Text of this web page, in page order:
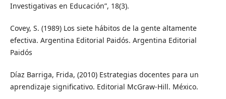
Investigativas en Educación”, 18(3).
Covey, S. (1989) Los siete hábitos de la gente altamente
efectiva. Argentina Editorial Paidós. Argentina Editorial
Paidós
Díaz Barriga, Frida, (2010) Estrategias docentes para un
aprendizaje significativo. Editorial McGraw-Hill. México.